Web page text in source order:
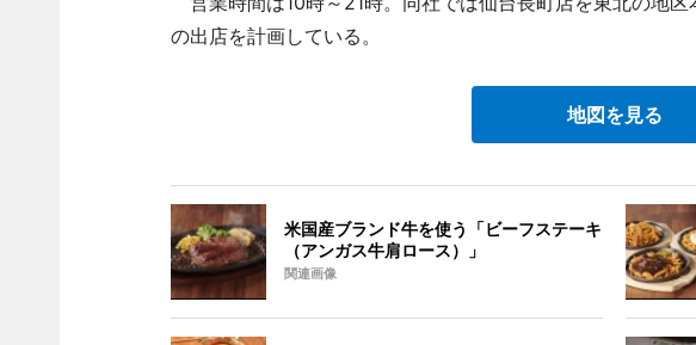
の出店を計画している。
地図を見る
米国産ブランド牛を使う「ビーフステーキ
（アンガス牛肩ロース）」
関連画像